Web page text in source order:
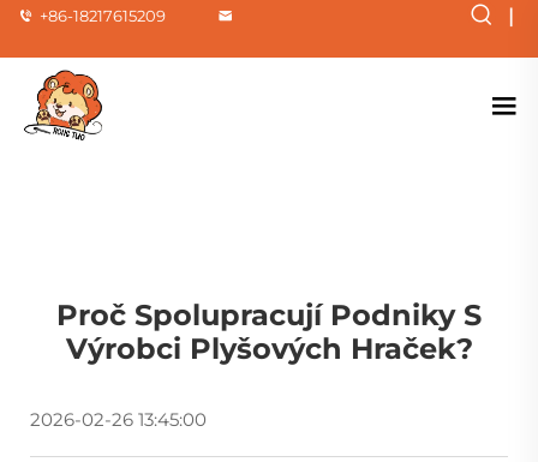
+86-18217615209 |
Proč Spolupracují Podniky S
Výrobci Plyšových Hraček?
2026-02-26 13:45:00